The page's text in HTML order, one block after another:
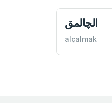
الچالمق
alçalmak